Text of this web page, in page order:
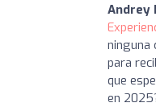
Andrey
ninguna
para
que
en